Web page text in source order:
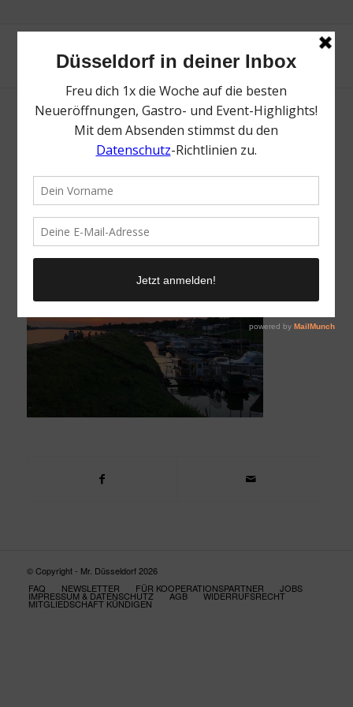
Yachthafen Golzheim | Top
| Mr. Düsseldorf | Foto: Mr. Düsseldorf
© Copyright - Mr. Düsseldorf 2026
FAQ
NEWSLETTER FÜR KOOPERATIONSPARTNER JOBS
IMPRESSUM & DATENSCHUTZ AGB WIDERRUFSRECHT
MITGLIEDSCHAFT KÜNDIGEN